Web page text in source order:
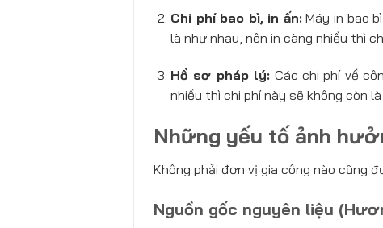
Chi phí bao bì, in ấn:Máy in bao
là như nhau, nên in càng nhiều thì
Hồ sơ pháp lý: Các chi phí về
nhiều thì chi phí này sẽ không còn
Những yếu tố ảnh
Không phải đơn vị gia công nào cũng
Nguồn gốc nguyên liệu